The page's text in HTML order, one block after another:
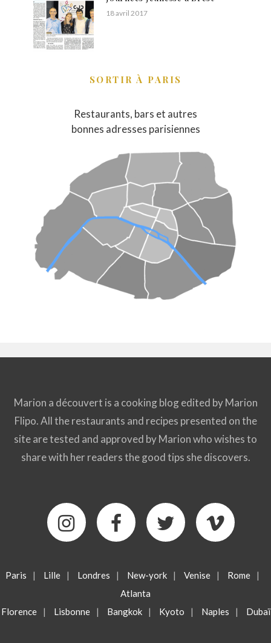
18 avril 2017
SORTIR À PARIS
Restaurants, bars et autres
bonnes adresses parisiennes
Marion a découvert is a cooking blog edited by Marion
Flipo. All the restaurants and recipes presented on the
site are tested and approved by Marion who wishes to
share with her readers the good tips she discovers.
Paris | Lille | Londres | New-york | Venise | Rome
|
Atlanta
Florence
| Lisbonne | Bangkok | Kyoto | Naples | Dubaï